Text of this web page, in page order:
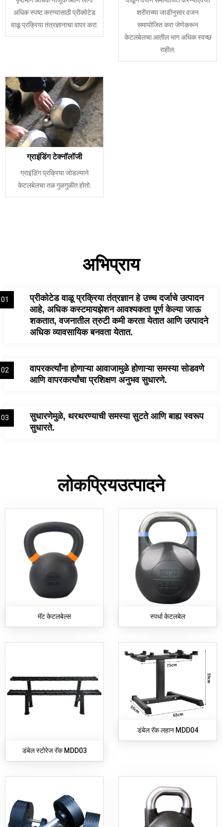
अधिक स्पष्ट करण्यासाठी प्रीक्वेटेड
वाळू प्रक्रिया तंत्रज्ञानाचा वापर करा.
शरीराच्या जाडीनुसार वजन
समायोजित करा जेणेकरून
केटलबेलचा आतील भाग अधिक स्वच्छ
राहील.
ग्राइंडिंग टेक्नॉलॉजी
ग्राइंडिंग प्रक्रिया जोडल्याने
केटलबेलचा तळ गुळगुळीत होतो.
अभिप्राय
प्रीकोटेड वाळू प्रक्रिया तंत्रज्ञान हे उच्च दर्जाचे उत्पादन
आहे, अधिक कस्टमायझेशन आवश्यकता पूर्ण केल्या जाऊ
शकतात, वजनातील त्रुटी कमी करता येतात आणि उत्पादने
अधिक व्यावसायिक बनवता येतात.
01
वापरकर्त्यांना होणाऱ्या आवाजामुळे होणाऱ्या समस्या सोडवणे
आणि वापरकर्त्यांचा प्रशिक्षण अनुभव सुधारणे.
02
सुधारणेमुळे, थरथरण्याची समस्या सुटते आणि बाह्य स्वरूप
सुधारते.
03
लोकप्रियउत्पादने
मॅट केटलबेल्स स्पर्धा केटलबेल
डंबेल स्टोरेज रॅक MDD03
डंबेल रॅक लहान MDD04